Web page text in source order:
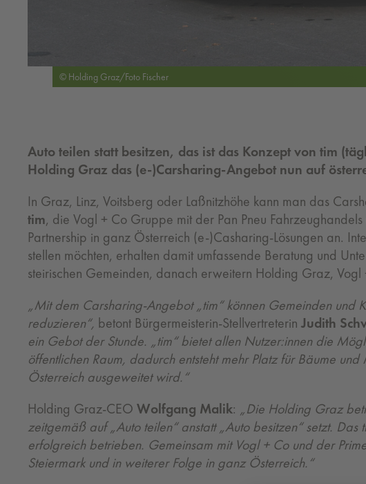
© Holding Graz/Foto Fischer
Auto teilen statt besitzen, das ist das Konzept von tim
Holding Graz das (e-)Carsharing-Angebot nun auf
In Graz, Linz, Voitsberg oder Laßnitzhöhe kann man das
tim, die Vogl + Co Gruppe mit der Pan Pneu
Partnership in ganz Österreich (e-)Casharing-Lösungen an.
stellen möchten, erhalten damit umfassende Beratung und
steirischen Gemeinden, danach erweitern Holding Graz,
„Mit dem Carsharing-Angebot „tim“ können Gemeinden und
reduzieren“, betont Bürgermeisterin-Stellvertreterin Judith
ein Gebot der Stunde. „tim“ bietet allen Nutzer:innen die
öffentlichen Raum, dadurch entsteht mehr Platz für Bäume
Österreich ausgeweitet wird.“
Holding Graz-CEO Wolfgang Malik: „Die Holding Graz
zeitgemäß auf „Auto teilen“ anstatt „Auto besitzen“ setzt.
erfolgreich betrieben. Gemeinsam mit Vogl + Co und der
Steiermark und in weiterer Folge in ganz Österreich.“